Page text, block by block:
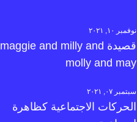
نوفمبر ١٠, ٢٠٢١
قصيدة maggie and milly and
molly and may
سبتمبر ٠٧, ٢٠٢١
الحركات الاجتماعية كظاهرة